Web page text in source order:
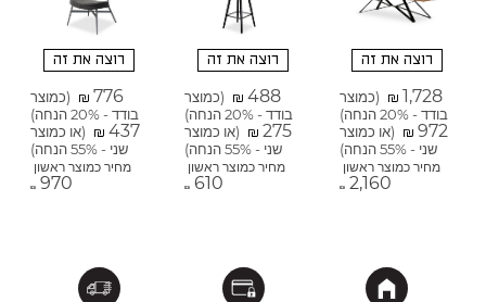
רוצה את זה
₪ 1,728
(כמוצר
בודד - 20% הנחה)
₪ 972
(או כמוצר
שני - 55% הנחה)
מחיר כמוצר ראשון
₪ 2,160
רוצה את זה
₪ 488
(כמוצר
בודד - 20% הנחה)
₪ 275
(או כמוצר
שני - 55% הנחה)
מחיר כמוצר ראשון
₪ 610
רוצה את זה
₪ 776
(כמוצר
בודד - 20% הנחה)
₪ 437
(או כמוצר
שני - 55% הנחה)
מחיר כמוצר ראשון
₪ 970